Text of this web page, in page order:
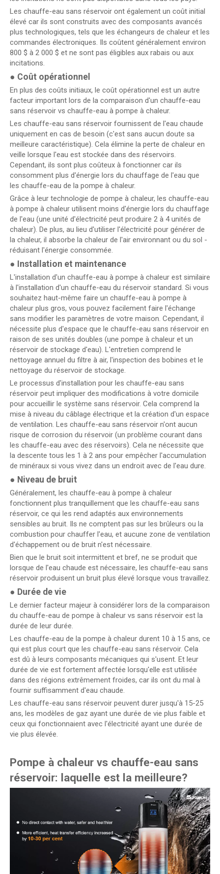
Les chauffe-eau sans réservoir ont également un coût initial
élevé car ils sont construits avec des composants avancés
plus technologiques, tels que les échangeurs de chaleur et les
commandes électroniques. Ils coûtent généralement environ
800 $ à 2 000 $ et ne sont pas éligibles aux rabais ou aux
incitations.
● Coût opérationnel
En plus des coûts initiaux, le coût opérationnel est un autre
facteur important lors de la comparaison d'un chauffe-eau
sans réservoir vs chauffe-eau à pompe à chaleur.
Les chauffe-eau sans réservoir fournissent de l'eau chaude
uniquement en cas de besoin (c'est sans aucun doute sa
meilleure caractéristique). Cela élimine la perte de chaleur en
veille lorsque l'eau est stockée dans des réservoirs.
Cependant, ils sont plus coûteux à fonctionner car ils
consomment plus d'énergie lors du chauffage de l'eau que
les chauffe-eau de la pompe à chaleur.
Grâce à leur technologie de pompe à chaleur, les chauffe-eau
à pompe à chaleur utilisent moins d'énergie lors du chauffage
de l'eau (une unité d'électricité peut produire 2 à 4 unités de
chaleur). De plus, au lieu d'utiliser l'électricité pour générer de
la chaleur, il absorbe la chaleur de l'air environnant ou du sol -
réduisant l'énergie consommée.
● Installation et maintenance
L'installation d'un chauffe-eau à pompe à chaleur est similaire
à l'installation d'un chauffe-eau du réservoir standard. Si vous
souhaitez haut-même faire un chauffe-eau à pompe à
chaleur plus gros, vous pouvez facilement faire l'échange
sans modifier les paramètres de votre maison. Cependant, il
nécessite plus d'espace que le chauffe-eau sans réservoir en
raison de ses unités doubles (une pompe à chaleur et un
réservoir de stockage d'eau). L'entretien comprend le
nettoyage annuel du filtre à air, l'inspection des bobines et le
nettoyage du réservoir de stockage.
Le processus d'installation pour les chauffe-eau sans
réservoir peut impliquer des modifications à votre domicile
pour accueillir le système sans réservoir. Cela comprend la
mise à niveau du câblage électrique et la création d'un espace
de ventilation. Les chauffe-eau sans réservoir n'ont aucun
risque de corrosion du réservoir (un problème courant dans
les chauffe-eau avec des réservoirs). Cela ne nécessite que
la descente tous les 1 à 2 ans pour empêcher l'accumulation
de minéraux si vous vivez dans un endroit avec de l'eau dure.
● Niveau de bruit
Généralement, les chauffe-eau à pompe à chaleur
fonctionnent plus tranquillement que les chauffe-eau sans
réservoir, ce qui les rend adaptés aux environnements
sensibles au bruit. Ils ne comptent pas sur les brûleurs ou la
combustion pour chauffer l'eau, et aucune zone de ventilation
d'échappement ou de bruit n'est nécessaire.
Bien que le bruit soit intermittent et bref, ne se produit que
lorsque de l'eau chaude est nécessaire, les chauffe-eau sans
réservoir produisent un bruit plus élevé lorsque vous travaillez.
● Durée de vie
Le dernier facteur majeur à considérer lors de la comparaison
du chauffe-eau de pompe à chaleur vs sans réservoir est la
durée de leur durée.
Les chauffe-eau de la pompe à chaleur durent 10 à 15 ans, ce
qui est plus court que les chauffe-eau sans réservoir. Cela
est dû à leurs composants mécaniques qui s'usent. Et leur
durée de vie est fortement affectée lorsqu'elle est utilisée
dans des régions extrêmement froides, car ils ont du mal à
fournir suffisamment d'eau chaude.
Les chauffe-eau sans réservoir peuvent durer jusqu'à 15-25
ans, les modèles de gaz ayant une durée de vie plus faible et
ceux qui fonctionnaient avec l'électricité ayant une durée de
vie plus élevée.
Pompe à chaleur vs chauffe-eau sans
réservoir: laquelle est la meilleure?